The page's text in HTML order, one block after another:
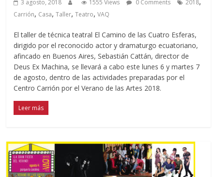
3 agosto, 2018 1555 Views 0 Comments 2018
Carrión, Casa,Taller,Teatro,VAQ
El taller de técnica teatral El Camino de las Cuatro Esferas,
dirigido por el reconocido actor y dramaturgo ecuatoriano,
afincado en Buenos Aires, Sebastián Cattán, director de
Deus Ex Machina, se llevará a cabo este lunes 6 y martes 7
de agosto, dentro de las actividades preparadas por el
Centro Carrión por el Verano de las Artes 2018.
Leer más